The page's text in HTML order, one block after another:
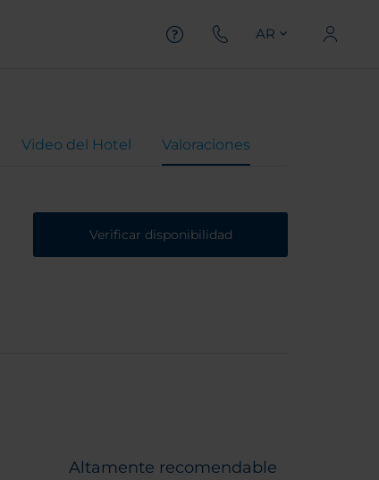
AR
Video del Hotel Valoraciones
Verificar disponibilidad
Altamente recomendable